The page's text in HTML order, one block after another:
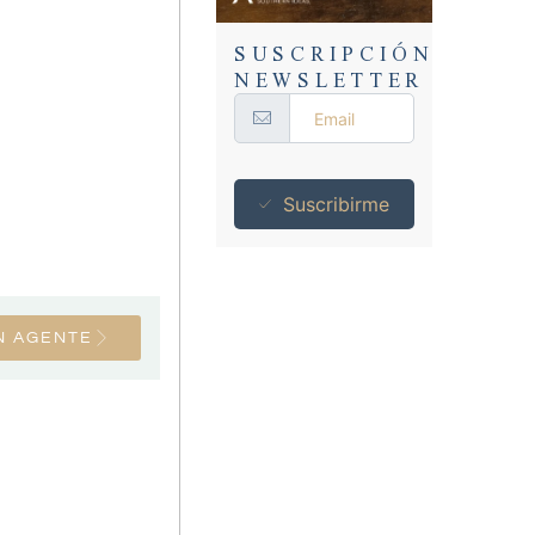
AGENTE
SUSCRIPCIÓN
NEWSLETTER
Suscribirme